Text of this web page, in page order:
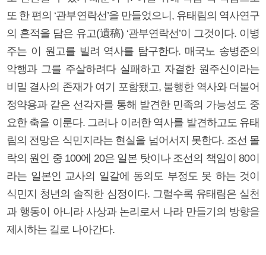
또 한 편의 ‘관부연락선’을 만들었으니, 유태림의 역사연구
의 흔적을 담은 유고(遺稿) ‘관부연락선’이 그것이다. 이병
주는 이 원고를 빌려 역사를 탐구한다. 매국노 송병준의
악행과 그를 주살하려다 실패하고 자결한 원주신이라는
비밀 결사의 존재가 여기 포함됐고, 불행한 역사와 더불어
정약용과 같은 선각자를 통해 발견한 민족의 가능성도 중
요한 축을 이룬다. 그러나 이러한 역사를 발견하고도 유태
림의 전망은 식민지라는 현실을 넘어서지 못한다. 조선 몰
락의 원인 중 100에 20은 일본 탓이나 조선의 책임이 80이
라는 일본인 교사의 일갈에 동의도 부정도 못 하는 것이
식민지 청년의 솔직한 심정이다. 그럴수록 유태림은 실천
과 행동이 아니라 사상과 논리로서 나라 만들기의 방향을
제시하는 길로 나아간다.